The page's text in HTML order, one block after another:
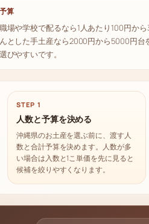
予算
職場や学校で配るなら1人あたり100円か
んとした手土産なら2000円から5000円台
選びやすいです。
STEP 1
人数と予算を決める
沖縄県のお土産を選ぶ前に、渡す人
数と合計予算を決めます。人数が多
い場合は入数と1こ単価を先に見ると
候補を絞りやすくなります。